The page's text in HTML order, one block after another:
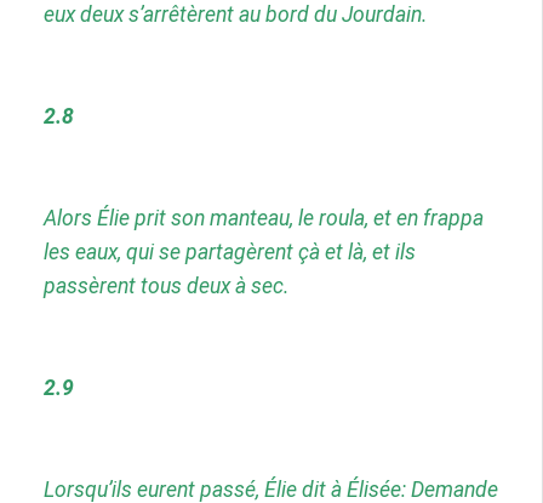
eux deux s’arrêtèrent au bord du Jourdain.
2.8
Alors Élie prit son manteau, le roula, et en frappa
les eaux, qui se partagèrent çà et là, et ils
passèrent tous deux à sec.
2.9
Lorsqu’ils eurent passé, Élie dit à Élisée: Demande